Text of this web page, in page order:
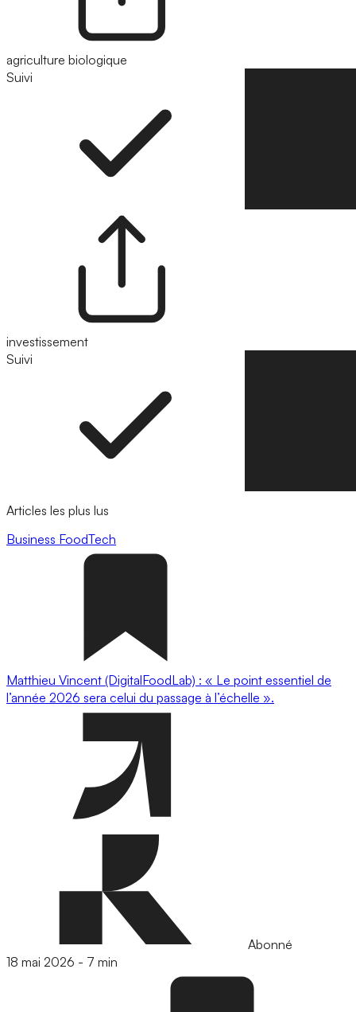
agriculture biologique
Suivi
investissement
Suivi
Articles les plus lus
Business FoodTech
Matthieu Vincent (DigitalFoodLab) : « Le point essentiel de
l’année 2026 sera celui du passage à l’échelle ».
Abonné
18 mai 2026 - 7 min